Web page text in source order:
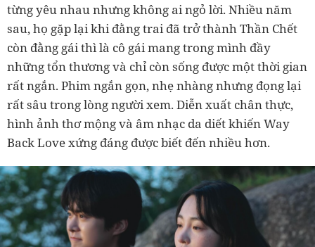
từng yêu nhau nhưng không ai ngỏ lời. Nhiều năm
sau, họ gặp lại khi đằng trai đã trở thành Thần Chết
còn đằng gái thì là cô gái mang trong mình đầy
những tổn thương và chỉ còn sống được một thời gian
rất ngắn. Phim ngắn gọn, nhẹ nhàng nhưng đọng lại
rất sâu trong lòng người xem. Diễn xuất chân thực,
hình ảnh thơ mộng và âm nhạc da diết khiến Way
Back Love xứng đáng được biết đến nhiều hơn.